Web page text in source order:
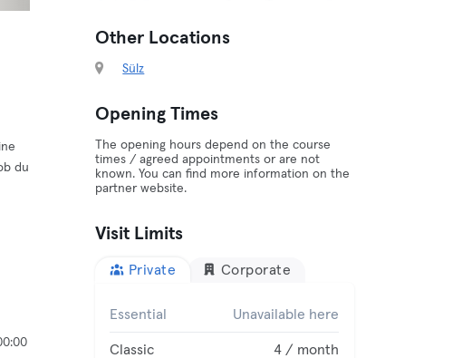
du
Other Locations
Sülz
Opening Times
The opening hours depend on the course
times / agreed appointments or are not
known. You can find more information on the
partner website.
Visit Limits
Private Corporate
Essential Unavailable here
Classic 4 / month